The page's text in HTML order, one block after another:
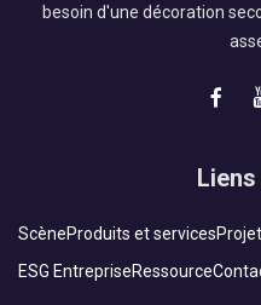
besoin d'une décoration
ScèneProduits et services
ESG EntrepriseRessource